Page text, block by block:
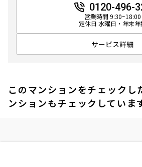
0120-496-
営業時間 9:30~18:00
定休日 水曜日・年末年
サービス詳細
このマンションをチェックし
ンションもチェックしていま